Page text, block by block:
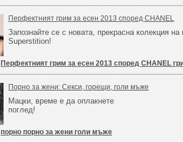
Перфектният грим за есен 2013 според CHANEL
Запознайте се с новата, прекрасна колекция на
Superstition!
Перфектният грим за есен 2013 според CHANEL
Порно за жени: Секси, горещи, голи мъже
Мацки, време е да оплакнете
поглед!
порно порно за жени голи мъже